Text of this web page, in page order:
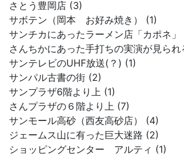
さとう豊岡店 (3)
サボテン（岡本 お好み焼き） (1)
サンチカにあったラーメン店「カポネ」
さんちかにあった手打ちの実演が見ら
サンテレビのUHF放送(？) (1)
サンパル古書の街 (2)
サンプラザ6階より上 (1)
さんプラザの６階より上 (7)
サンモール高砂（西友高砂店） (4)
ジェームス山に有った巨大迷路 (2)
ショッピングセンター アルティ (1)